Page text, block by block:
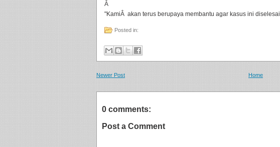
Â
"KamiÂ akan terus berupaya membantu agar kasus ini
Posted in:
Newer Post Home
0 comments:
Post a Comment